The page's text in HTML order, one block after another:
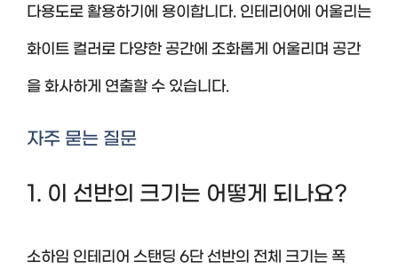
다용도로 활용하기에 용이합니다. 인테리어에 어울리는
화이트 컬러로 다양한 공간에 조화롭게 어울리며 공간
을 화사하게 연출할 수 있습니다.
자주 묻는 질문
1. 이 선반의 크기는 어떻게 되나요?
소하임 인테리어 스탠딩 6단 선반의 전체 크기는 폭